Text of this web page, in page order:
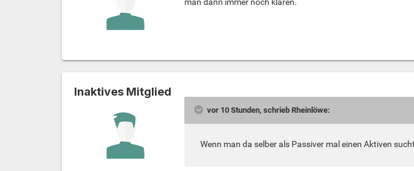
Inaktives Mitglied
vor 10 Stunden, schrieb Rheinlöwe:
Wenn man da selber als Passiver mal einen Aktiven